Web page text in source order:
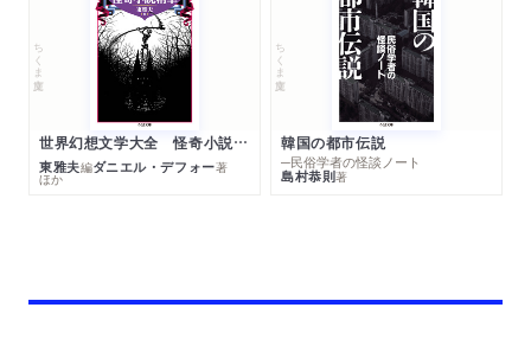
ちくま文庫
世界幻想文学大全 怪奇小説精華
東雅夫編ダニエル・デフォー著
ほか
ちくま文庫
韓国の都市伝説
─民俗学者の怪談ノート
島村恭則著